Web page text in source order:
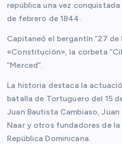
república una vez
de febrero de 1844.
Capitaneó el bergantín “27 de
«Constitución», la corbeta
“Merced”.
La historia destaca la
batalla de Tortuguero del 15
Juan Bautista Cambiaso,
Naar y otros fundadores de la
República Dominicana.